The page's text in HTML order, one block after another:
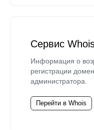
Сервис
Информация о
регистрации
администратора.
Перейти в Whois